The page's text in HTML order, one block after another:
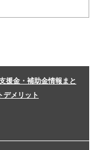
援金・補助金情報まと
デメリット